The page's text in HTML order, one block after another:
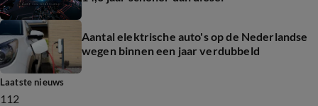
Aantal elektrische auto's op de Nederlandse
wegen binnen een jaar verdubbeld
Laatste nieuws
112